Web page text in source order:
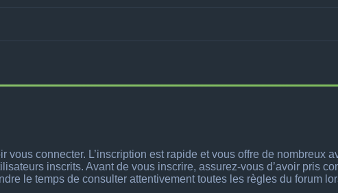
vous connecter. L’inscription est rapide et vous offre de nombreux
inscrits. Avant de vous inscrire, assurez-vous d’avoir pris
le temps de consulter attentivement toutes les règles du forum